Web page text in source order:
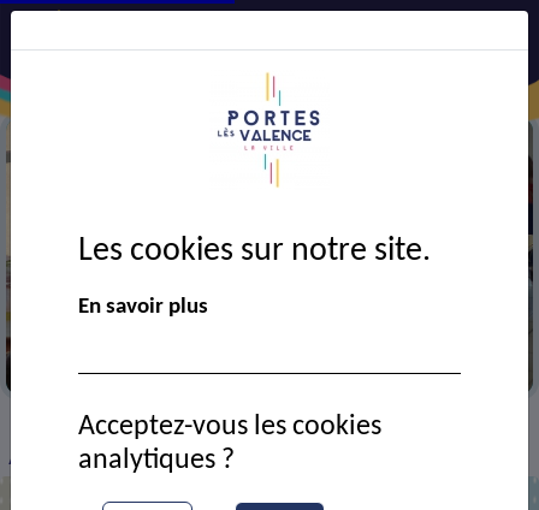
> VIE MUNICIPALE > Ressources documentaires
Atelier de danse
Les cookies sur notre site.
En savoir plus
Acceptez-vous les cookies
analytiques ?